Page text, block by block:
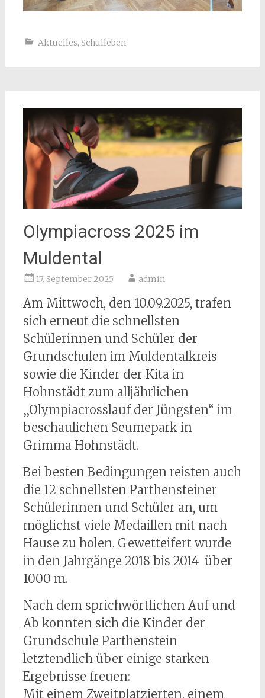
Aktuelles, Schulleben
Olympiacross 2025 im
Muldental
17. September 2025 admin
Am Mittwoch, den 10.09.2025, trafen
sich erneut die schnellsten
Schülerinnen und Schüler der
Grundschulen im Muldentalkreis
sowie die Kinder der Kita in
Hohnstädt zum alljährlichen
„Olympiacrosslauf der Jüngsten“ im
beschaulichen Seumepark in
Grimma Hohnstädt.
Bei besten Bedingungen reisten auch
die 12 schnellsten Parthensteiner
Schülerinnen und Schüler an, um
möglichst viele Medaillen mit nach
Hause zu holen. Gewetteifert wurde
in den Jahrgänge 2018 bis 2014 über
1000 m.
Nach dem sprichwörtlichen Auf und
Ab konnten sich die Kinder der
Grundschule Parthenstein
letztendlich über einige starken
Ergebnisse freuen:
Mit einem Zweitplatzierten, einem